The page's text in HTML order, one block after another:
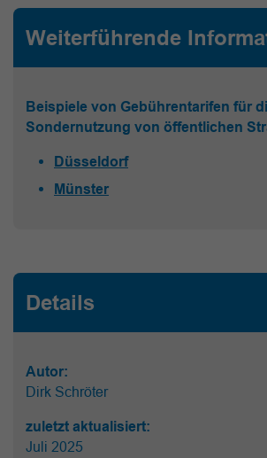
Weiterführende
Beispiele von Gebührentarifen für
Sondernutzung von öffentlichen
Düsseldorf
Münster
Details
Autor:
Dirk Schröter
zuletzt aktualisiert:
Juli 2025